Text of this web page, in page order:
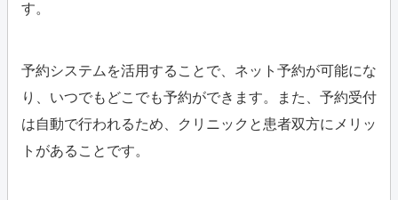
す。
予約システムを活用することで、ネット予約が可能にな
り、いつでもどこでも予約ができます。また、予約受付
は自動で行われるため、クリニックと患者双方にメリッ
トがあることです。